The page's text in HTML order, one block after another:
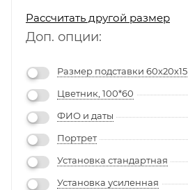
Рассчитать другой размер
Доп. опции:
Размер подставки 60х20х15
Цветник, 100*60
ФИО и даты
Портрет
Установка стандартная
Установка усиленная